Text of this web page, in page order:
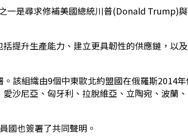
一是尋求修補美國總統川普(Donald Trump)
提升生產能力、建立更具韌性的供應鏈，以
。該組織由9個中東歐北約盟國在俄羅斯2014
沙尼亞、匈牙利、拉脫維亞、立陶宛、波蘭
國也簽署了共同聲明。